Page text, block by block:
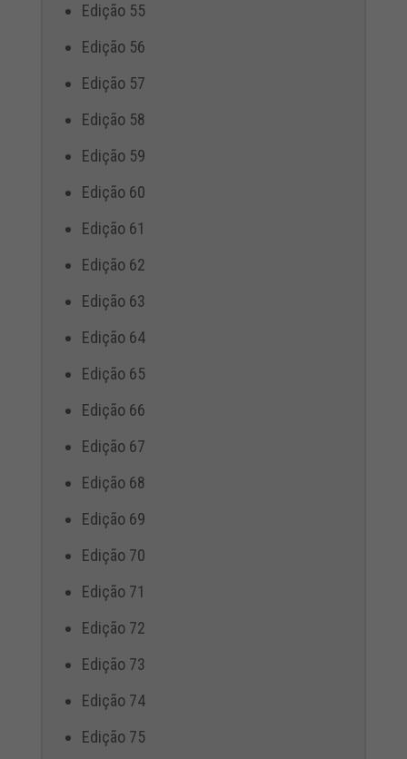
Edição 55
Edição 56
Edição 57
Edição 58
Edição 59
Edição 60
Edição 61
Edição 62
Edição 63
Edição 64
Edição 65
Edição 66
Edição 67
Edição 68
Edição 69
Edição 70
Edição 71
Edição 72
Edição 73
Edição 74
Edição 75